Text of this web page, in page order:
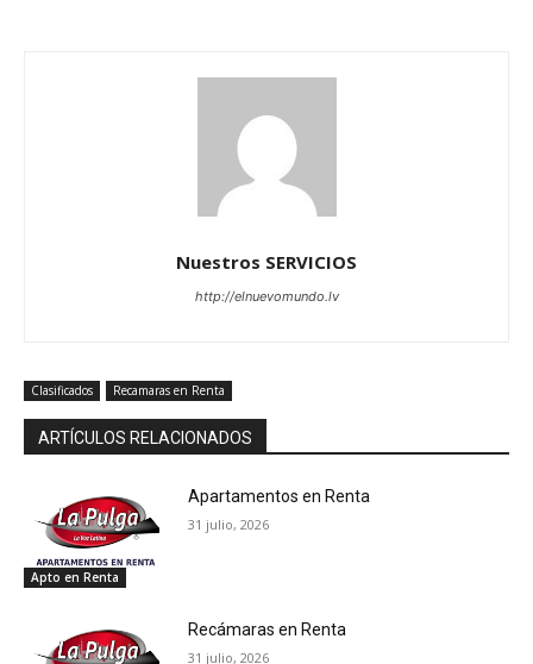
Nuestros SERVICIOS
http://elnuevomundo.lv
Clasificados Recamaras en Renta
ARTÍCULOS RELACIONADOS
Apto en Renta
Apartamentos en Renta
31 julio, 2026
Recámaras en Renta
31 julio, 2026